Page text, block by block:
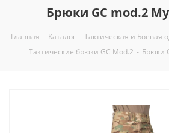
Брюки GC mod.2
Главная - Каталог - Тактическая и Боевая
Тактические брюки GC Mod.2 - Брюки